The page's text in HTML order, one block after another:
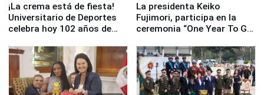
¡La crema está de fiesta!
Universitario de Deportes
celebra hoy 102 años de
La presidenta Keiko
Fujimori, participa en la
ceremonia “One Year To Go